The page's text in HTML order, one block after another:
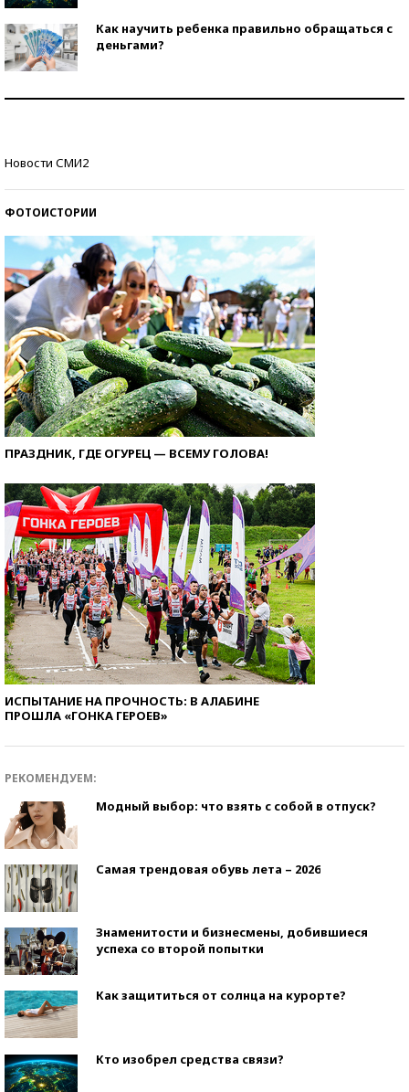
Как научить ребенка правильно обращаться с
деньгами?
Новости СМИ2
ФОТОИСТОРИИ
ПРАЗДНИК, ГДЕ ОГУРЕЦ — ВСЕМУ ГОЛОВА!
ИСПЫТАНИЕ НА ПРОЧНОСТЬ: В АЛАБИНЕ
ПРОШЛА «ГОНКА ГЕРОЕВ»
РЕКОМЕНДУЕМ:
Модный выбор: что взять с собой в отпуск?
Самая трендовая обувь лета – 2026
Знаменитости и бизнесмены, добившиеся
успеха со второй попытки
Как защититься от солнца на курорте?
Кто изобрел средства связи?